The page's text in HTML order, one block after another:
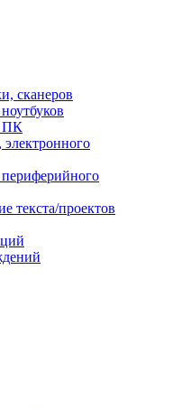
сканеров
ПК
текста/проектов